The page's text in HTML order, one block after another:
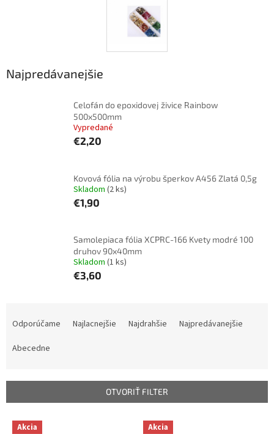
Najpredávanejšie
Celofán do epoxidovej živice Rainbow
500x500mm
Vypredané
€2,20
Kovová fólia na výrobu šperkov A456 Zlatá 0,5g
Skladom (2 ks)
€1,90
Samolepiaca fólia XCPRC-166 Kvety modré 100
druhov 90x40mm
Skladom (1 ks)
€3,60
p
Odporúčame Najlacnejšie Najdrahšie
Najpredávanejšie
Abecedne
OTVORIŤ FILTER
V Akcia Akcia